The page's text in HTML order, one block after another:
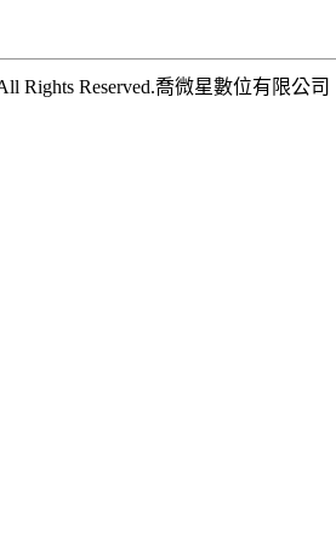
Rights Reserved.喬微星數位有限公司